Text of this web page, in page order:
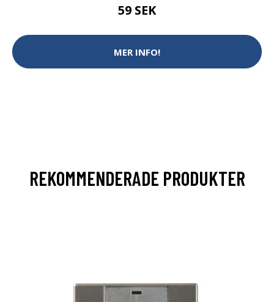
59 SEK
MER INFO!
REKOMMENDERADE PRODUKTER